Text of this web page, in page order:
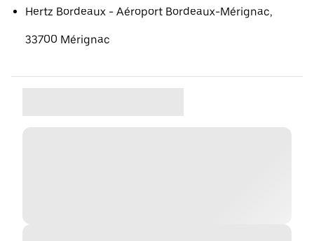
Hertz Bordeaux - Aéroport Bordeaux-Mérignac,
33700 Mérignac